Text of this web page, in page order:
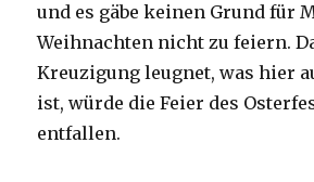
und es gäbe keinen Grund für
Weihnachten nicht zu feiern.
Kreuzigung leugnet, was hier
ist, würde die Feier des
entfallen.